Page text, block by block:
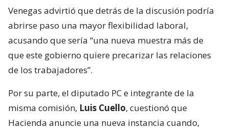
Venegas advirtió que detrás de la discusión podría
abrirse paso una mayor flexibilidad laboral,
acusando que sería “una nueva muestra más de
que este gobierno quiere precarizar las relaciones
de los trabajadores”.
Por su parte, el diputado PC e integrante de la
misma comisión, Luis Cuello, cuestionó que
Hacienda anuncie una nueva instancia cuando,